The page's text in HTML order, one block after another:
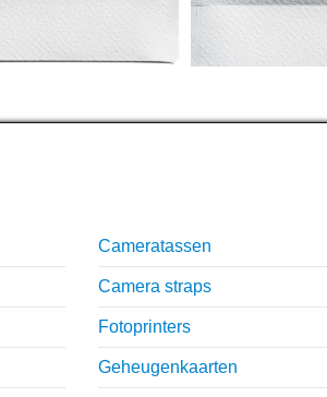
Cameratassen
Camera straps
Fotoprinters
Geheugenkaarten